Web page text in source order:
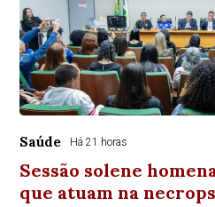
Saúde Há 21 horas
Sessão solene
que atuam na